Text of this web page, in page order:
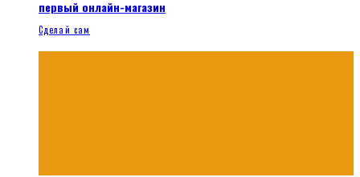
первый онлайн-магазин
Сделай сам